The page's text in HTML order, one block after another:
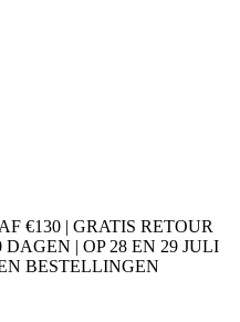
€130 | GRATIS RETOUR
| OP 28 EN 29 JULI
BESTELLINGEN